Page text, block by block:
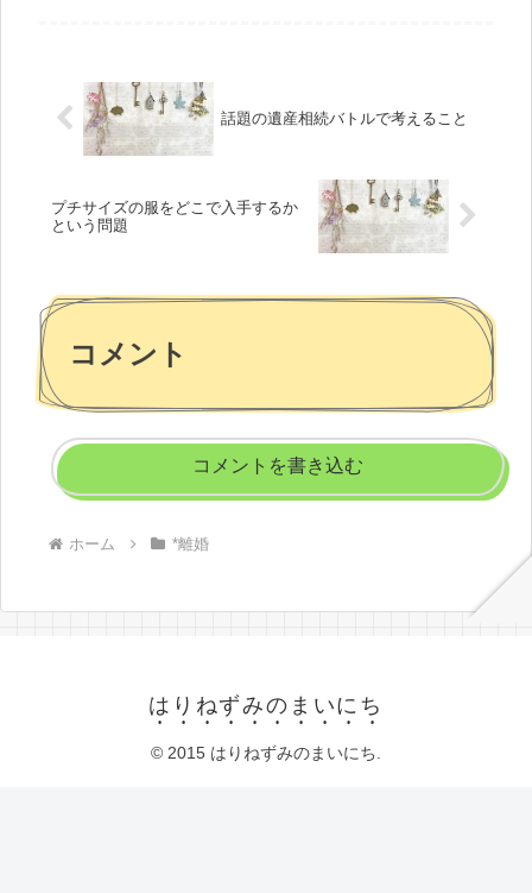
話題の遺産相続バトルで考えること
プチサイズの服をどこで入手するか
という問題
コメント
コメントを書き込む
ホーム *離婚
はりねずみのまいにち
© 2015 はりねずみのまいにち.